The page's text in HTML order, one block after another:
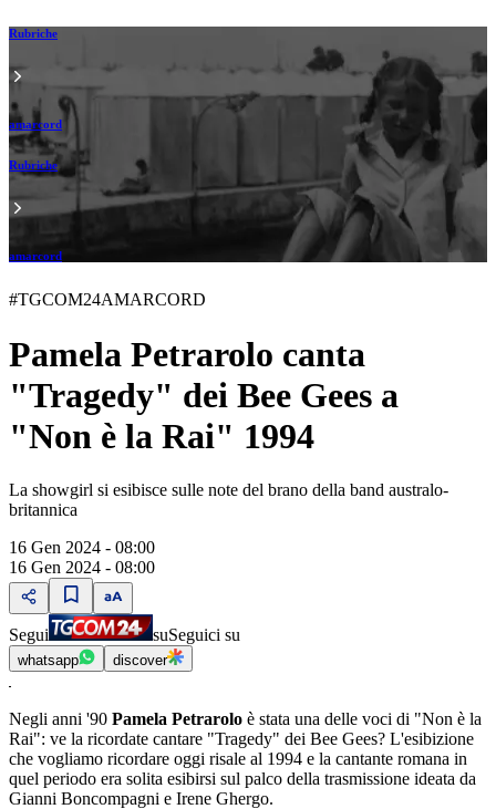
Rubriche
amarcord
Rubriche
amarcord
#TGCOM24AMARCORD
Pamela Petrarolo canta
"Tragedy" dei Bee Gees a
"Non è la Rai" 1994
La showgirl si esibisce sulle note del brano della band australo-
britannica
16 Gen 2024 - 08:00
16 Gen 2024 - 08:00
Segui suSeguici su
whatsapp discover
Negli anni '90 Pamela Petrarolo è stata una delle voci di "Non è la
Rai": ve la ricordate cantare "Tragedy" dei Bee Gees? L'esibizione
che vogliamo ricordare oggi risale al 1994 e la cantante romana in
quel periodo era solita esibirsi sul palco della trasmissione ideata da
Gianni Boncompagni e Irene Ghergo.